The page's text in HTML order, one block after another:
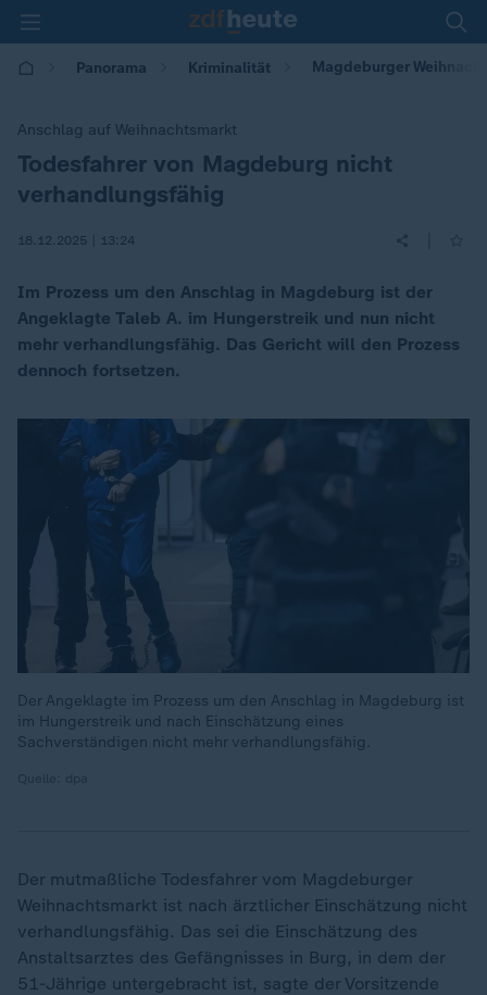
Panorama Kriminalität Magdeburger
Anschlag auf Weihnachtsmarkt
:
Todesfahrer von Magdeburg nicht
verhandlungsfähig
18.12.2025 | 13:24
Im Prozess um den Anschlag in Magdeburg ist der
Angeklagte Taleb A. im Hungerstreik und nun nicht
mehr verhandlungsfähig. Das Gericht will den Prozess
dennoch fortsetzen.
Der Angeklagte im Prozess um den Anschlag in Magdeburg ist
im Hungerstreik und nach Einschätzung eines
Sachverständigen nicht mehr verhandlungsfähig.
Der mutmaßliche Todesfahrer vom Magdeburger
Weihnachtsmarkt ist nach ärztlicher Einschätzung nicht
verhandlungsfähig. Das sei die Einschätzung des
Anstaltsarztes des Gefängnisses in Burg, in dem der
51-Jährige untergebracht ist, sagte der Vorsitzende